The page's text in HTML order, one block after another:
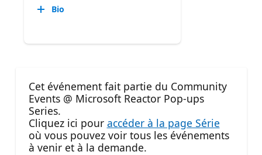
Bio
Cet événement fait partie du Community
Events @ Microsoft Reactor Pop-ups
Series.
Cliquez ici pour accéder à la page Série
où vous pouvez voir tous les événements
à venir et à la demande.